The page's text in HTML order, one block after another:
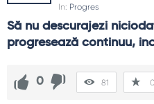
In: Progres
Să nu descurajezi
progresează continuu,
0 81 0